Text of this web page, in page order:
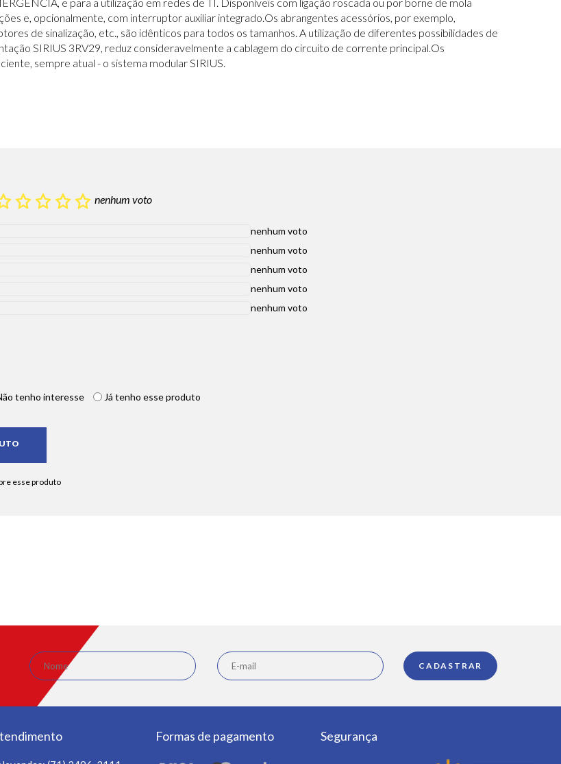
e, opcionalmente, com interruptor auxiliar integrado.Os abrangentes acessórios, por exemplo,
de sinalização, etc., são idênticos para todos os tamanhos. A utilização de diferentes possibilidades de
SIRIUS 3RV29, reduz consideravelmente a cablagem do circuito de corrente principal.Os
sempre atual - o sistema modular SIRIUS.
nenhum voto
nenhum voto
nenhum voto
nenhum voto
nenhum voto
nenhum voto
tenho interesse Já tenho esse produto
Formas de pagamento Segurança